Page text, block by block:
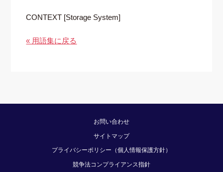
CONTEXT [Storage System]
« 用語集に戻る
お問い合わせ
サイトマップ
プライバシーポリシー（個人情報保護方針）
競争法コンプライアンス指針